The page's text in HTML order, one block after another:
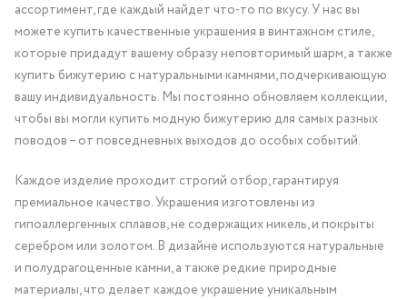
ассортимент, где каждый найдет что-то по вкусу. У нас вы
можете купить качественные украшения в винтажном стиле,
которые придадут вашему образу неповторимый шарм, а также
купить бижутерию с натуральными камнями, подчеркивающую
вашу индивидуальность. Мы постоянно обновляем коллекции,
чтобы вы могли купить модную бижутерию для самых разных
поводов – от повседневных выходов до особых событий.
Каждое изделие проходит строгий отбор, гарантируя
премиальное качество. Украшения изготовлены из
гипоаллергенных сплавов, не содержащих никель, и покрыты
серебром или золотом. В дизайне используются натуральные
и полудрагоценные камни, а также редкие природные
материалы, что делает каждое украшение уникальным